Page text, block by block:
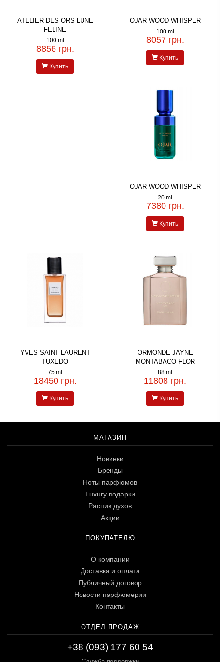
ATELIER DES ORS LUNE
FELINE
100 ml
8856 грн.
Купить
OJAR WOOD WHISPER
100 ml
8057 грн.
Купить
OJAR WOOD WHISPER
20 ml
7380 грн.
Купить
YVES SAINT LAURENT
TUXEDO
75 ml
18450 грн.
Купить
ORMONDE JAYNE
MONTABACO FLOR
88 ml
11808 грн.
Купить
МАГАЗИН
Новинки
Бренды
Ноты парфюмов
Luxury подарки
Распив духов
Акции
ПОКУПАТЕЛЮ
О компании
Доставка и оплата
Публичный договор
Новости парфюмерии
Контакты
ОТДЕЛ ПРОДАЖ
+38 (093) 177 60 54